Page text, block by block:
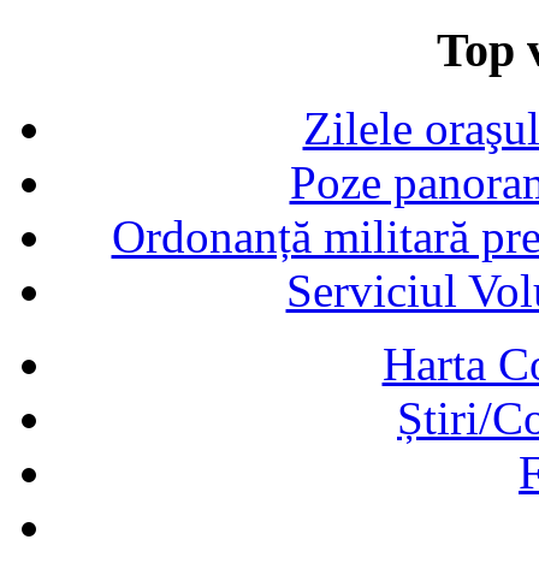
Top
Zilele
Poze
Ordonanță militară
Serviciul
Harta
Știri/